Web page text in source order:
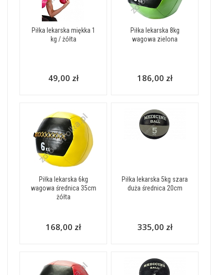
Piłka lekarska miękka 1
kg / żółta
49,00 zł
Piłka lekarska 8kg
wagowa zielona
186,00 zł
Piłka lekarska 6kg
wagowa średnica 35cm
żółta
168,00 zł
Piłka lekarska 5kg szara
duża średnica 20cm
335,00 zł